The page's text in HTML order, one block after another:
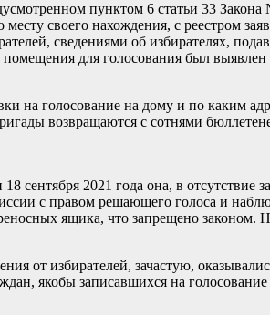
пунктом 6 статьи 33
своего нахождения, с реестром
сведениями об избирателях,
для голосования был
на голосование на дому и по каким
возвращаются с сотнями
2021 года она, в отсутствие
с правом решающего голоса и
ящика, что запрещено законом.
от избирателей, зачастую,
якобы записавшихся на